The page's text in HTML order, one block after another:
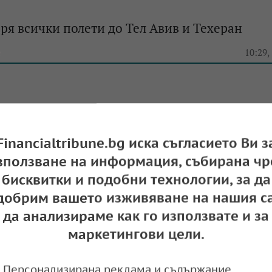
всички полети до Тел Авив и Техеран
спира да лети до Израел до април 2025
09:20,
удължиха спирането на полетите до
иска съгласието Ви
на информация, събирана
бисквитки и подобни технологии, за да
вашето изживяване на нашия
да анализираме как го използвате и за
маркетингови цели.